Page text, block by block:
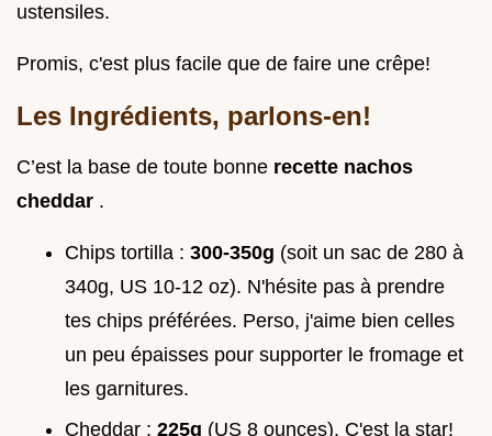
ustensiles.
Promis, c'est plus facile que de faire une crêpe!
Les Ingrédients, parlons-en!
C’est la base de toute bonne recette nachos
cheddar .
Chips tortilla : 300-350g (soit un sac de 280 à
340g, US 10-12 oz). N'hésite pas à prendre
tes chips préférées. Perso, j'aime bien celles
un peu épaisses pour supporter le fromage et
les garnitures.
Cheddar : 225g (US 8 ounces). C'est la star!